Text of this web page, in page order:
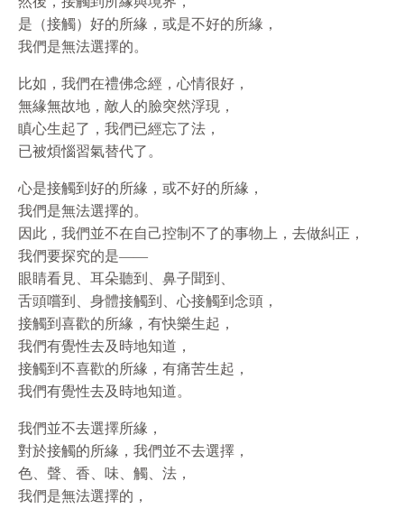
是（接觸）好的所緣，或是不好的所緣，
我們是無法選擇的。
比如，我們在禮佛念經，心情很好，
無緣無故地，敵人的臉突然浮現，
瞋心生起了，我們已經忘了法，
已被煩惱習氣替代了。
心是接觸到好的所緣，或不好的所緣，
我們是無法選擇的。
因此，我們並不在自己控制不了的事物上，去做糾正，
我們要探究的是——
眼睛看見、耳朵聽到、鼻子聞到、
舌頭嚐到、身體接觸到、心接觸到念頭，
接觸到喜歡的所緣，有快樂生起，
我們有覺性去及時地知道，
接觸到不喜歡的所緣，有痛苦生起，
我們有覺性去及時地知道。
我們並不去選擇所緣，
對於接觸的所緣，我們並不去選擇，
色、聲、香、味、觸、法，
我們是無法選擇的，